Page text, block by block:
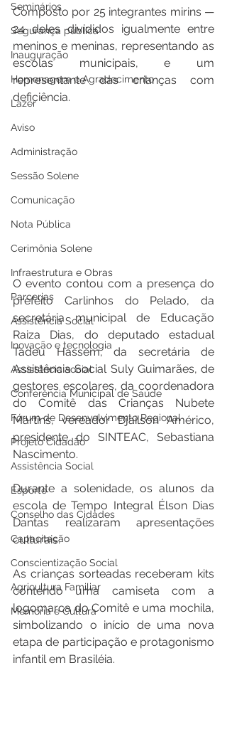
Seminários
Segurança pública
Inauguração
Homenagem e Agradecimento
Lazer
Aviso
Administração
Sessão Solene
Comunicação
Nota Pública
Cerimônia Solene
Infraestrutura e Obras
Parcerias
Assistência Social
Inovação e tecnologia
Assistência social
Conferência Municipal de Saúde
Fórum de Desenvolvimento Regional
Projeto Cidadão
Assistência Social
Esporte
Conselho das Cidades
Capacitação
Conscientização Social
Agricultura Familiar
Memória e Cultura
Composto por 25 integrantes mirins —
24 deles divididos igualmente entre
meninos e meninas, representando as
escolas municipais, e um
representante das crianças com
deficiência.
O evento contou com a presença do
prefeito Carlinhos do Pelado, da
secretária municipal de Educação
Raiza Dias, do deputado estadual
Tadeu Hassem, da secretária de
Assistência Social Suly Guimarães, de
gestores escolares, da coordenadora
do Comitê das Crianças Nubete
Martins, vereador Djailson Américo,
presidente do SINTEAC, Sebastiana
Nascimento.
Durante a solenidade, os alunos da
escola de Tempo Integral Élson Dias
Dantas realizaram apresentações
culturais.
As crianças sorteadas receberam kits
contendo uma camiseta com a
logomarca do Comitê e uma mochila,
simbolizando o início de uma nova
etapa de participação e protagonismo
infantil em Brasiléia.